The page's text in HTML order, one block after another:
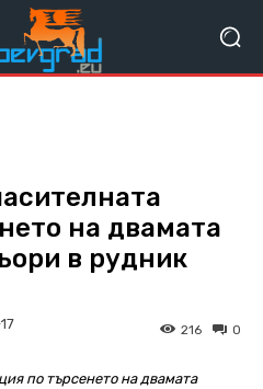
на двамата
в рудник
0
216
по търсенето на двамата